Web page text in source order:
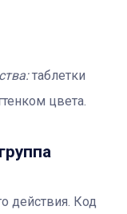
таблетки
цвета.
действия. Код